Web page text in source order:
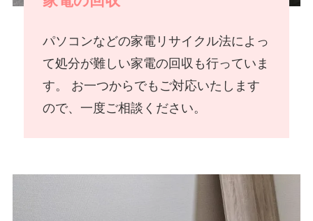
パソコンなどの家電リサイクル法によっ
て処分が難しい家電の回収も行っていま
す。 お一つからでもご対応いたします
ので、一度ご相談ください。